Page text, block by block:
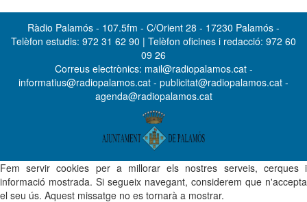
Ràdio Palamós - 107.5fm - C/Orient 28 - 17230 Palamós -
Telèfon estudis: 972 31 62 90 | Telèfon oficines i redacció: 972 60
09 26
Correus electrònics: mail@radiopalamos.cat -
informatius@radiopalamos.cat - publicitat@radiopalamos.cat -
agenda@radiopalamos.cat
Fem servir cookies per a millorar els nostres serveis, cerques i
informació mostrada. Si segueix navegant, considerem que n'accepta
el seu ús. Aquest missatge no es tornarà a mostrar.